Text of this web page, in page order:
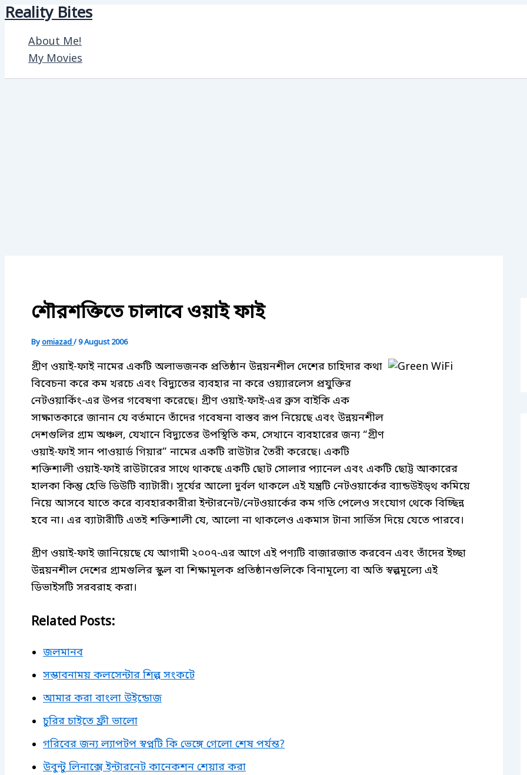
Skip
content
Reality Bites
About Me!
My Movies
শৌরশক্তিতে চালাবে ওয়াই ফাই
Byomiazad/9 August 2006
গ্রীণ ওয়াই-ফাই নামের একটি অলাভজনক প্রতিষ্ঠান উন্নয়নশীল দেশের চাহিদার কথা
বিবেচনা করে কম খরচে এবং বিদ্যুতের ব্যবহার না করে ওয়্যারলেস প্রযুক্তির
নেটওয়ার্কিং-এর উপর গবেষণা করেছে। গ্রীণ ওয়াই-ফাই-এর ব্রুস বাইকি এক
সাক্ষাতকারে জানান যে বর্তমানে তাঁদের গবেষনা বাস্তব রূপ নিয়েছে এবং উন্নয়নশীল
দেশগুলির গ্রাম অঞ্চল, যেখানে বিদ্যুতের উপস্থিতি কম, সেখানে ব্যবহারের জন্য “গ্রীণ
ওয়াই-ফাই সান পাওয়ার্ড গিয়ার” নামের একটি রাউটার তৈরী করেছে। একটি
শক্তিশালী ওয়াই-ফাই রাউটারের সাথে থাকছে একটি ছোট সোলার প্যানেল এবং একটি ছোট্ট আকারের
হালকা কিন্তু হেভি ডিউটি ব্যাটারী। সূর্যের আলো দুর্বল থাকলে এই যন্ত্রটি নেটওয়ার্কের ব্যান্ডউইড্থ কমিয়ে
নিয়ে আসবে যাতে করে ব্যবহারকারীরা ইন্টারনেট/নেটওয়ার্কের কম গতি পেলেও সংযোগ থেকে বিচ্ছিন্ন
হবে না। এর ব্যাটারীটি এতই শক্তিশালী যে, আলো না থাকলেও একমাস টানা সার্ভিস দিয়ে যেতে পারবে।
গ্রীণ ওয়াই-ফাই জানিয়েছে যে আগামী ২০০৭-এর আগে এই পণ্যটি বাজারজাত করবেন এবং তাঁদের ইচ্ছা
উন্নয়নশীল দেশের গ্রামগুলির স্কুল বা শিক্ষামূলক প্রতিষ্ঠানগুলিকে বিনামূল্যে বা অতি স্বল্পমূল্যে এই
ডিভাইসটি সরবরাহ করা।
Related Posts:
জলমানব
সম্ভাবনাময় কলসেন্টার শিল্প সংকটে
আমার করা বাংলা উইন্ডোজ
চুরির চাইতে ফ্রী ভালো
গরিবের জন্য ল্যাপটপ স্বপ্নটি কি ভেঙ্গে গেলো শেষ পর্যন্ত?
উবুন্টু লিনাক্সে ইন্টারনেট কানেকশন শেয়ার করা